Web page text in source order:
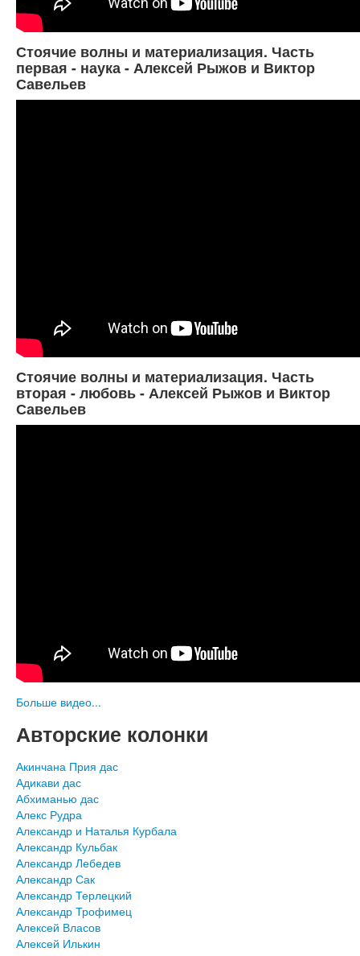
Стоячие волны и материализация. Часть
первая - наука - Алексей Рыжов и Виктор
Савельев
Стоячие волны и материализация. Часть
вторая - любовь - Алексей Рыжов и Виктор
Савельев
Больше видео...
Авторские колонки
Акинчана Прия дас
Адикави дас
Абхиманью дас
Алекс Рудра
Александр и Наталья Курбала
Александр Кульбак
Александр Лебедев
Александр Сак
Александр Терлецкий
Александр Трофимец
Алексей Власов
Алексей Илькин